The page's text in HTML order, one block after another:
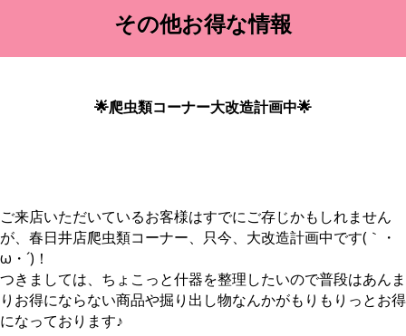
その他お得な情報
🌟爬虫類コーナー大改造計画中🌟
ご来店いただいているお客様はすでにご存じかもしれません
が、春日井店爬虫類コーナー、只今、大改造計画中です(｀・
ω・´)！
つきましては、ちょこっと什器を整理したいので普段はあんま
りお得にならない商品や掘り出し物なんかがもりもりっとお得
になっております♪